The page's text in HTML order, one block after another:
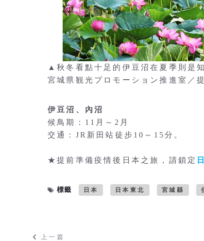
▲秋冬看點十足的伊豆沼在夏季則是
宮城県観光プロモーション推進室／
伊豆沼、內沼
候鳥期：11月～2月
交通：JR新田站徒步10～15分。
★提前準備疫情後日本之旅，請鎖定
標籤 日本 日本東北 宮城縣
上一篇